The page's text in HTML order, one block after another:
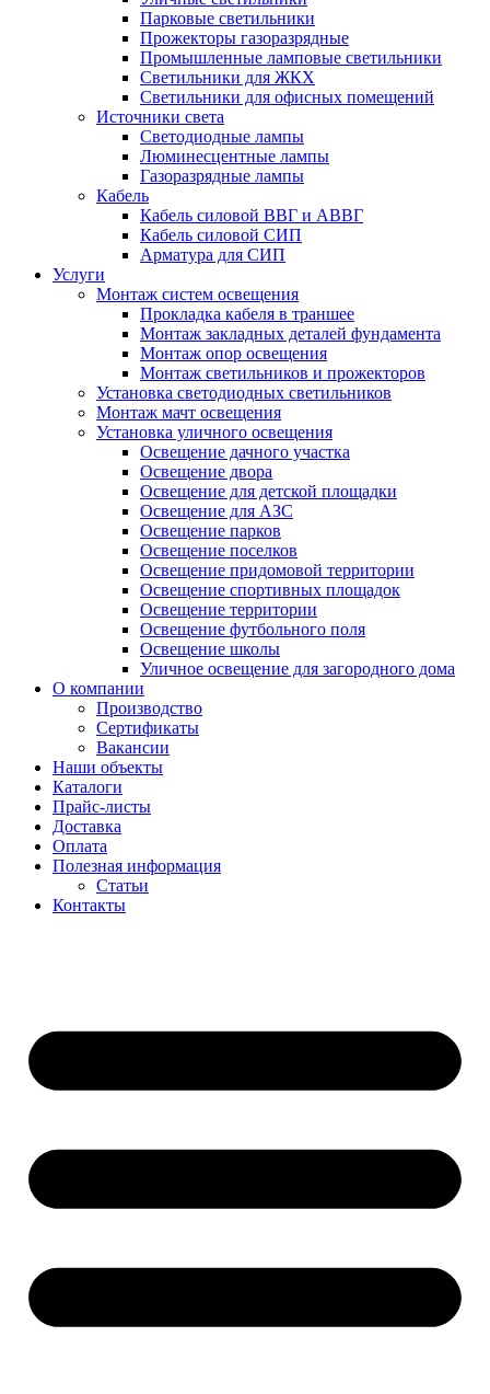
Парковые светильники
Прожекторы газоразрядные
Промышленные ламповые светильники
Светильники для ЖКХ
Светильники для офисных помещений
Источники света
Светодиодные лампы
Люминесцентные лампы
Газоразрядные лампы
Кабель
Кабель силовой ВВГ и АВВГ
Кабель силовой СИП
Арматура для СИП
Услуги
Монтаж систем освещения
Прокладка кабеля в траншее
Монтаж закладных деталей фундамента
Монтаж опор освещения
Монтаж светильников и прожекторов
Установка светодиодных светильников
Монтаж мачт освещения
Установка уличного освещения
Освещение дачного участка
Освещение двора
Освещение для детской площадки
Освещение для АЗС
Освещение парков
Освещение поселков
Освещение придомовой территории
Освещение спортивных площадок
Освещение территории
Освещение футбольного поля
Освещение школы
Уличное освещение для загородного дома
О компании
Производство
Сертификаты
Вакансии
Наши объекты
Каталоги
Прайс-листы
Доставка
Оплата
Полезная информация
Статьи
Контакты